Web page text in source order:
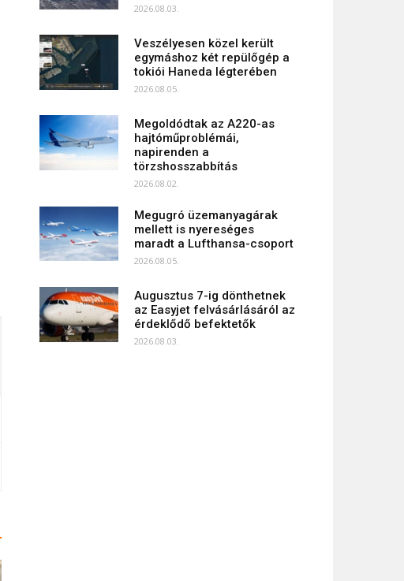
2026.08.03.
Veszélyesen közel került
egymáshoz két repülőgép a
tokiói Haneda légterében
2026.08.05.
Megoldódtak az A220-as
hajtóműproblémái,
napirenden a
törzshosszabbítás
2026.08.02.
Megugró üzemanyagárak
mellett is nyereséges
maradt a Lufthansa-csoport
2026.08.05.
Augusztus 7-ig dönthetnek
az Easyjet felvásárlásáról az
érdeklődő befektetők
2026.08.03.